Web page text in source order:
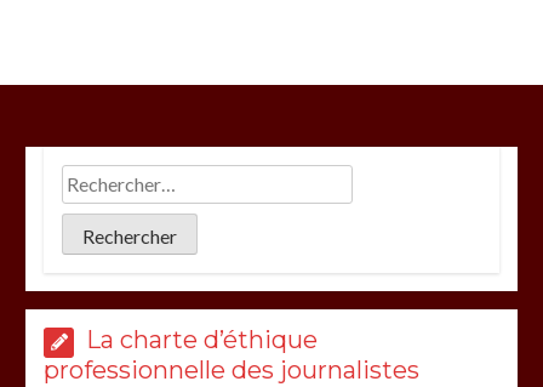
La charte d’éthique
professionnelle des journalistes